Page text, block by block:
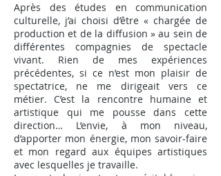
Après des études en communication
culturelle, j’ai choisi d’être « chargée de
production et de la diffusion » au sein de
différentes compagnies de spectacle
vivant. Rien de mes expériences
précédentes, si ce n’est mon plaisir de
spectatrice, ne me dirigeait vers ce
métier. C’est la rencontre humaine et
artistique qui me pousse dans cette
direction… L’envie, à mon niveau,
d’apporter mon énergie, mon savoir-faire
et mon regard aux équipes artistiques
avec lesquelles je travaille.